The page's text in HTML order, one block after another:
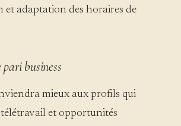
et adaptation des horaires de
business
mieux aux profils qui
et opportunités